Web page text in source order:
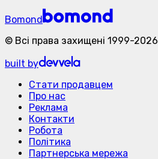
Bomond
© Всі права захищені 1999-2026
built by
Стати продавцем
Про нас
Реклама
Контакти
Робота
Політика
Партнерська мережа